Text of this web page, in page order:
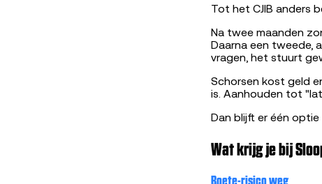
Tot het CJIB anders
Na twee maanden
Daarna een tweede,
vragen, het stuurt
Schorsen kost geld
is. Aanhouden tot
Dan blijft er één optie
Wat krijg je bij
Boete-risico weg